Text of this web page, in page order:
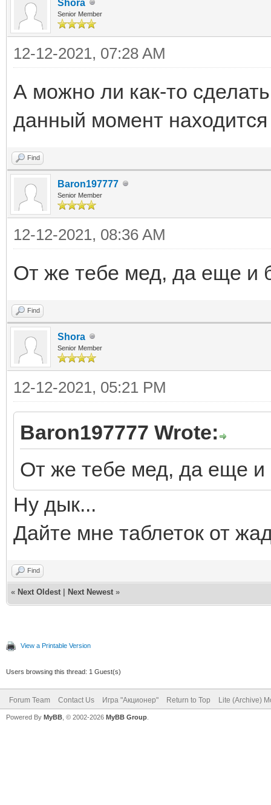
Shora
Senior Member
12-12-2021, 07:28 AM
А можно ли как-то
данный момент
Find
Baron197777
Senior Member
12-12-2021, 08:36 AM
От же тебе мед, да еще и
Find
Shora
Senior Member
12-12-2021, 05:21 PM
Baron197777 Wrote:
От же тебе мед, да еще
Ну дык...
Дайте мне таблеток от
Find
« Next Oldest Next Newest »
View a Printable Version
Users browsing this thread: 1 Guest(s)
Forum Team Contact Us Игра "Акционер" Return to Top Lite (Archive)
Powered By MyBB , © 2002-2026 MyBB Group